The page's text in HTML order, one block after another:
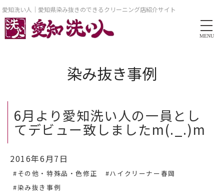
愛知洗い人｜愛知県染み抜きのできるクリーニング店紹介サイト
MENU
染み抜き事例
6月より愛知洗い人の一員とし
てデビュー致しましたm(._.)m
2016年6月7日
#その他・特殊品・色修正
#ハイクリーナー春岡
#染み抜き事例